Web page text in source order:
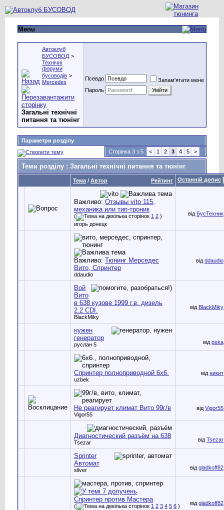
Menu
Автоклуб
БУСОВОД >
Технічні
форуми
бусоводів >
Mercedes
Загальні технічні
питання та тюнінг
Псевдо
Запам'ятати мене
Пароль
Параметри розділу
Сторінка 3 з 5
< 1 2 3 4 5 >
Теми розділу : Загальні технічні питання та тюнінг
Рейтинг
Тема / Автор Останній допис
Важливо: Отзывы vito 115,
механика или тип-троник
( 1 2 )
игорь донецк
від БусТехник
Важливо: Тюнинг Мерседес
Вито, Спринтер
ddaudio
від ddaudio
Вой
Вито
в 638 кузове 1999 г.в. дизель
2.2 CDI.
BlackMiky
від BlackMiky
нужен
генератор
руслан 5 від pska
Спринтер полноприводной 6х6.
uzbek
від никит
Не реагирует климат Вито 99г/в
Vigor55
від Vigor55
Диагностический разъём на 638
Tsezar від Tsezar
Sprinter
Автомат
silver від gladkoff82
Спринтер против Мастера
( 1 2 3 4 5 6 )
від gladkoff82